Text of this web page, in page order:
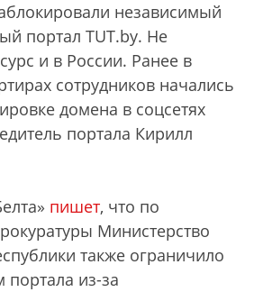
независимый
портал TUT.by. Не
и в России. Ранее в
сотрудников начались
домена в соцсетях
портала Кирилл
пишет, что по
Министерство
также ограничило
портала из-за